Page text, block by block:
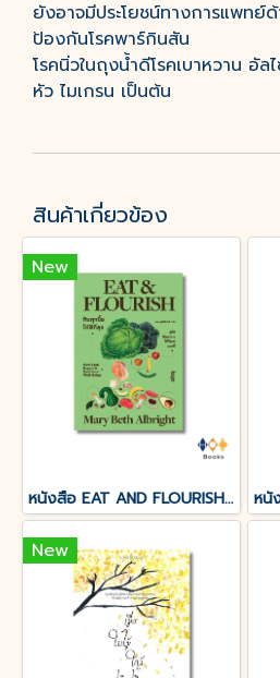
ยังอาจมีประโยชน์ทางการแพทย์
ป้องกันโรคพาร์กินสัน
โรคนิ่วในถุงน้ำดีโรคเบาหวาน อัล
หัว ไมเกรน เป็นต้น
สินค้าเกี่ยวข้อง
New
หนังสือ EAT AND FLOURISH กินทุกมื้อให้ดีที่สุข
New